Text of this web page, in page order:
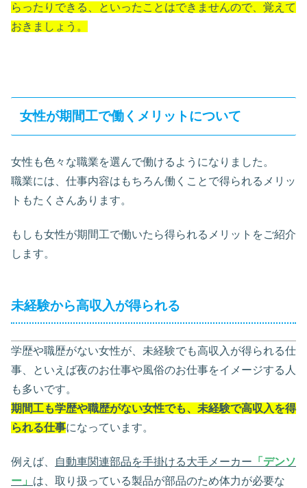
らったりできる、といったことはできませんので、覚えて
おきましょう。
女性が期間工で働くメリットについて
女性も色々な職業を選んで働けるようになりました。
職業には、仕事内容はもちろん働くことで得られるメリッ
トもたくさんあります。
もしも女性が期間工で働いたら得られるメリットをご紹介
します。
未経験から高収入が得られる
学歴や職歴がない女性が、未経験でも高収入が得られる仕
事、といえば夜のお仕事や風俗のお仕事をイメージする人
も多いです。
期間工も学歴や職歴がない女性でも、未経験で高収入を得
られる仕事になっています。
例えば、 自動車関連部品を手掛ける大手メーカー 「デンソ
ー」 は、取り扱っている製品が部品のため体力が必要な